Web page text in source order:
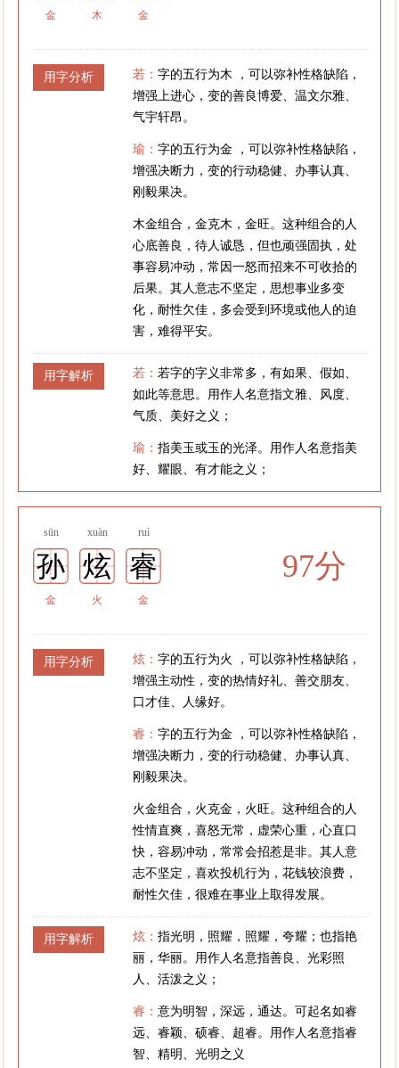
金 木 金
用字分析 若：字的五行为木 ，可以弥补性格缺陷，
增强上进心，变的善良博爱、温文尔雅、
气宇轩昂。
瑜：字的五行为金 ，可以弥补性格缺陷，
增强决断力，变的行动稳健、办事认真、
刚毅果决。
木金组合，金克木，金旺。这种组合的人
心底善良，待人诚恳，但也顽强固执，处
事容易冲动，常因一怒而招来不可收拾的
后果。其人意志不坚定，思想事业多变
化，耐性欠佳，多会受到环境或他人的迫
害，难得平安。
用字解析 若：若字的字义非常多，有如果、假如、
如此等意思。用作人名意指文雅、风度、
气质、美好之义；
瑜：指美玉或玉的光泽。用作人名意指美
好、耀眼、有才能之义；
sūn xuàn ruì
孙 炫 睿
金 火 金
97分
用字分析 炫：字的五行为火 ，可以弥补性格缺陷，
增强主动性，变的热情好礼、善交朋友、
口才佳、人缘好。
睿：字的五行为金 ，可以弥补性格缺陷，
增强决断力，变的行动稳健、办事认真、
刚毅果决。
火金组合，火克金，火旺。这种组合的人
性情直爽，喜怒无常，虚荣心重，心直口
快，容易冲动，常常会招惹是非。其人意
志不坚定，喜欢投机行为，花钱较浪费，
耐性欠佳，很难在事业上取得发展。
用字解析 炫：指光明，照耀，照耀，夸耀；也指艳
丽，华丽。用作人名意指善良、光彩照
人、活泼之义；
睿：意为明智，深远，通达。可起名如睿
远、睿颖、硕睿、超睿。用作人名意指睿
智、精明、光明之义